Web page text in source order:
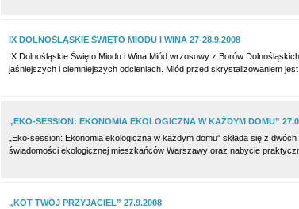
IX DOLNOŚLĄSKIE ŚWIĘTO MIODU I WINA 27-28.9.2008
IX Dolnośląskie Święto Miodu i Wina Miód wrzosowy z Borów
jaśniejszych i ciemniejszych odcieniach. Miód przed skrystalizowaniem
„EKO-SESSION: EKONOMIA EKOLOGICZNA W KAŻDYM DOMU”
„Eko-session: Ekonomia ekologiczna w każdym domu” składa się z
świadomości ekologicznej mieszkańców Warszawy oraz nabycie
„KOT TWÓJ PRZYJACIEL” 27.9.2008